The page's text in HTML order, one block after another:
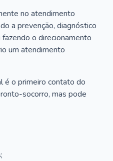
no atendimento
a prevenção, diagnóstico
o direcionamento
um atendimento
é o primeiro contato do
socorro, mas pode